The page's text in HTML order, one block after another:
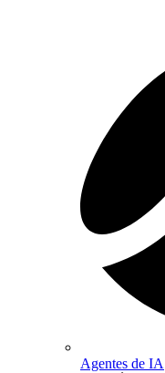
Agentes de IA